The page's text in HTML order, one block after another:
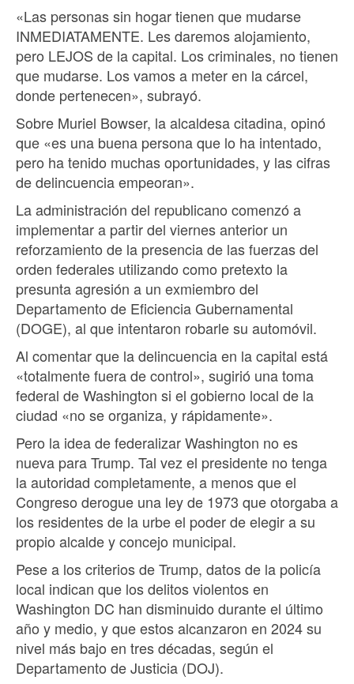
«Las personas sin hogar tienen que mudarse
INMEDIATAMENTE. Les daremos alojamiento,
pero LEJOS de la capital. Los criminales, no tienen
que mudarse. Los vamos a meter en la cárcel,
donde pertenecen», subrayó.
Sobre Muriel Bowser, la alcaldesa citadina, opinó
que «es una buena persona que lo ha intentado,
pero ha tenido muchas oportunidades, y las cifras
de delincuencia empeoran».
La administración del republicano comenzó a
implementar a partir del viernes anterior un
reforzamiento de la presencia de las fuerzas del
orden federales utilizando como pretexto la
presunta agresión a un exmiembro del
Departamento de Eficiencia Gubernamental
(DOGE), al que intentaron robarle su automóvil.
Al comentar que la delincuencia en la capital está
«totalmente fuera de control», sugirió una toma
federal de Washington si el gobierno local de la
ciudad «no se organiza, y rápidamente».
Pero la idea de federalizar Washington no es
nueva para Trump. Tal vez el presidente no tenga
la autoridad completamente, a menos que el
Congreso derogue una ley de 1973 que otorgaba a
los residentes de la urbe el poder de elegir a su
propio alcalde y concejo municipal.
Pese a los criterios de Trump, datos de la policía
local indican que los delitos violentos en
Washington DC han disminuido durante el último
año y medio, y que estos alcanzaron en 2024 su
nivel más bajo en tres décadas, según el
Departamento de Justicia (DOJ).